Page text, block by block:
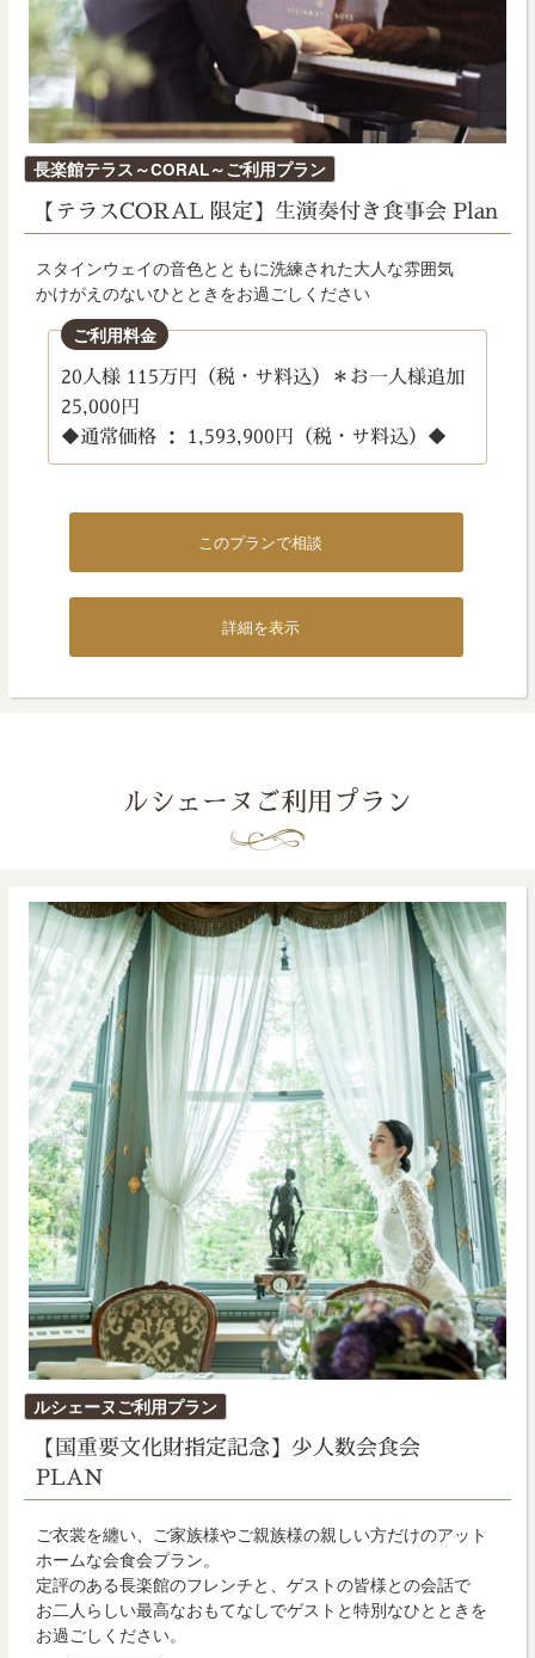
長楽館テラス～CORAL～ご利用プラン
日:
【テラスCORAL 限定】生演奏付き食事会 Plan
スタインウェイの音色とともに洗練された大人な雰囲気
かけがえのないひとときをお過ごしください
ご利用料金
20人様 115万円（税・サ料込）＊お一人様追加
25,000円
◆通常価格 ： 1,593,900円（税・サ料込）◆
このプランで相談
詳細を表示
ルシェーヌご利用プラン
ルシェーヌご利用プラン
日:
【国重要文化財指定記念】少人数会食会
PLAN
ご衣裳を纏い、ご家族様やご親族様の親しい方だけのアット
ホームな会食会プラン。
定評のある長楽館のフレンチと、ゲストの皆様との会話で
お二人らしい最高なおもてなしでゲストと特別なひとときを
お過ごしください。